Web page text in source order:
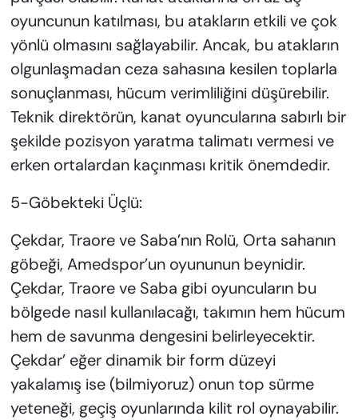
oyuncunun katılması, bu atakların etkili ve çok
yönlü olmasını sağlayabilir. Ancak, bu atakların
olgunlaşmadan ceza sahasına kesilen toplarla
sonuçlanması, hücum verimliliğini düşürebilir.
Teknik direktörün, kanat oyuncularına sabırlı bir
şekilde pozisyon yaratma talimatı vermesi ve
erken ortalardan kaçınması kritik önemdedir.
5-Göbekteki Üçlü:
Çekdar, Traore ve Saba’nın Rolü, Orta sahanın
göbeği, Amedspor’un oyununun beynidir.
Çekdar, Traore ve Saba gibi oyuncuların bu
bölgede nasıl kullanılacağı, takımın hem hücum
hem de savunma dengesini belirleyecektir.
Çekdar’ eğer dinamik bir form düzeyi
yakalamış ise (bilmiyoruz) onun top sürme
yeteneği, geçiş oyunlarında kilit rol oynayabilir.